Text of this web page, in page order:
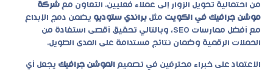
من احتمالية تحويل الزوار إلى عملاء فعليين. التعاون مع شركة
موشن جرافيك في الكويت مثل براندي ستوديو يضمن دمج الإبداع
مع أفضل ممارسات SEO، وبالتالي تحقيق أقصى استفادة من
الحملات الرقمية وضمان نتائج مستدامة على المدى الطويل.
الاعتماد على خبراء محترفين في تصميم الموشن جرافيك يجعل أي